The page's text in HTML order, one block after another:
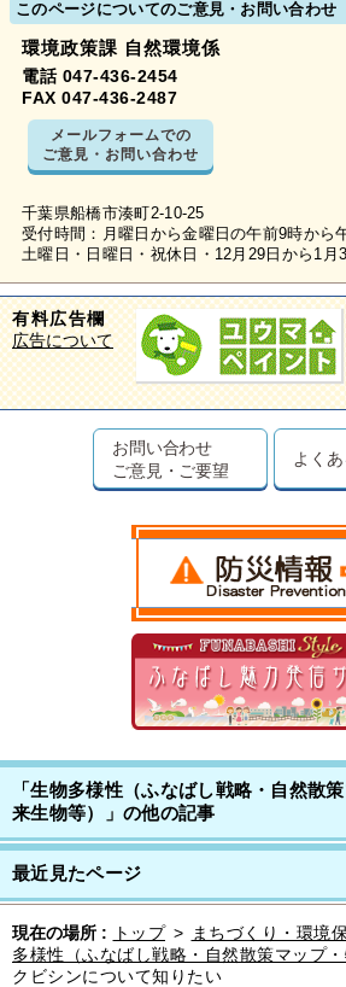
このページについてのご意見・お問い合わせ
環境政策課 自然環境係
電話 047-436-2454
FAX 047-436-2487
メールフォームでの
ご意見・お問い合わせ
千葉県船橋市湊町2-10-25
受付時間：月曜日から金曜日の午前9時から
土曜日・日曜日・祝休日・12月29日から1月
有料広告欄
広告について
お問い合わせ
ご意見・ご要望
よく
「生物多様性（ふなばし戦略・自然散
来生物等）」の他の記事
最近見たページ
現在の場所 : トップ > まちづくり・環境
多様性（ふなばし戦略・自然散策マップ・
クビシンについて知りたい